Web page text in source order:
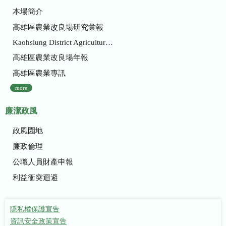
本場簡介
高雄區農業改良場研究彙報
Kaohsiung District Agricultural Research and Extension Station
高雄區農業改良場年報
高雄區農業專訊
more
廉潔政風
政風園地
廉政倫理
公職人員財產申報
利益衝突迴避
隱私權保護宣告
資訊安全政策宣告